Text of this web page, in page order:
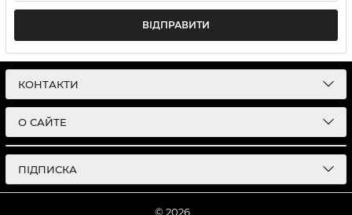
ВІДПРАВИТИ
КОНТАКТИ
О САЙТЕ
ПІДПИСКА
© 2026